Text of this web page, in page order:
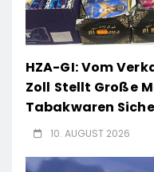
HZA-GI: Vom
Zoll Stellt Große
Tabakwaren
10. AUGUST 2026